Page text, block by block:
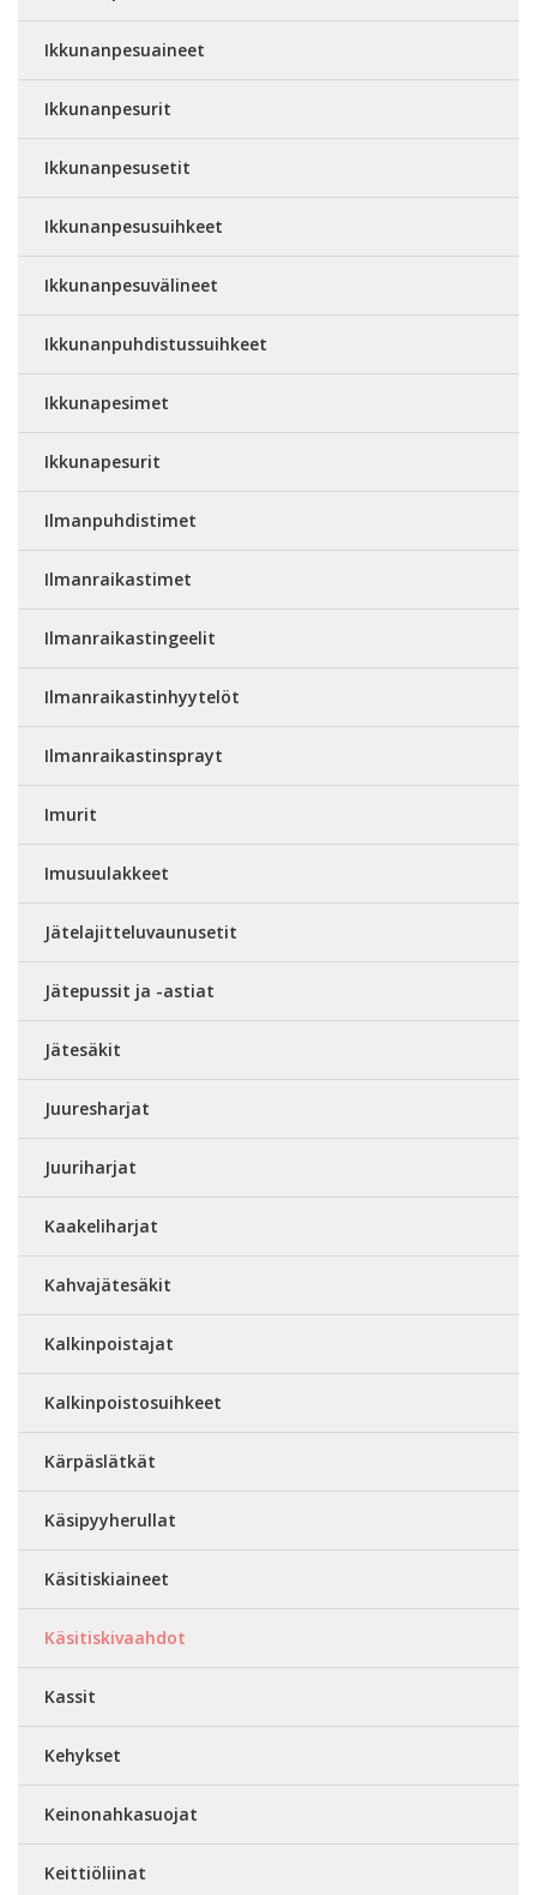
Ikkunanpesuaineet
Ikkunanpesurit
Ikkunanpesusetit
Ikkunanpesusuihkeet
Ikkunanpesuvälineet
Ikkunanpuhdistussuihkeet
Ikkunapesimet
Ikkunapesurit
Ilmanpuhdistimet
Ilmanraikastimet
Ilmanraikastingeelit
Ilmanraikastinhyytelöt
Ilmanraikastinsprayt
Imurit
Imusuulakkeet
Jätelajitteluvaunusetit
Jätepussit ja -astiat
Jätesäkit
Juuresharjat
Juuriharjat
Kaakeliharjat
Kahvajätesäkit
Kalkinpoistajat
Kalkinpoistosuihkeet
Kärpäslätkät
Käsipyyherullat
Käsitiskiaineet
Käsitiskivaahdot
Kassit
Kehykset
Keinonahkasuojat
Keittiöliinat